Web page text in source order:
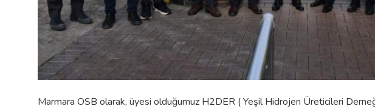
Marmara OSB olarak, üyesi olduğumuz H2DER ( Yeşil Hidrojen Üreticileri